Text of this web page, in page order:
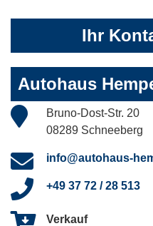
Ihr
Autohaus
Bruno-Dost-Str. 20
08289 Schneeberg
info@autohaus-
+49 37 72 / 28 513
Verkauf